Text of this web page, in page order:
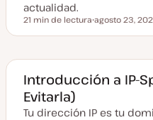
actualidad.
Tiempo de lectura
21 min de lectura
e
h
a
c
a
agosto 23,
Introducción a IP-
Evitarla)
Tu dirección IP es tu